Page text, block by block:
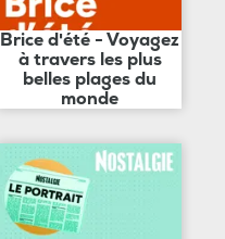
Brice d'été - Voyagez
à travers les plus
belles plages du
monde